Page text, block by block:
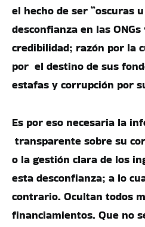
el hecho de ser “oscuras
desconfianza en las
credibilidad; razón por la
por el destino de sus
estafas y corrupción por
Es por eso necesaria la
transparente sobre su
o la gestión clara de los
esta desconfianza; a lo
contrario. Ocultan todos
financiamientos. Que no